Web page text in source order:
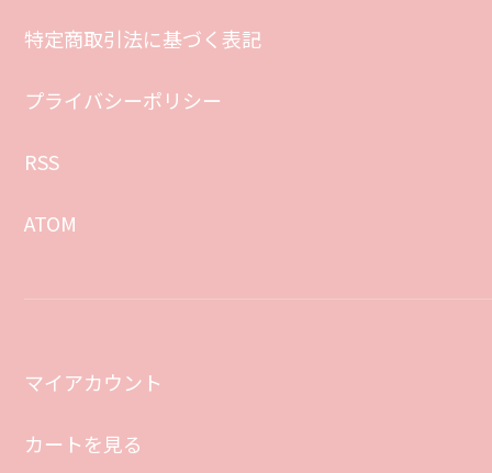
特定商取引法に基づく表記
プライバシーポリシー
RSS
ATOM
マイアカウント
カートを見る